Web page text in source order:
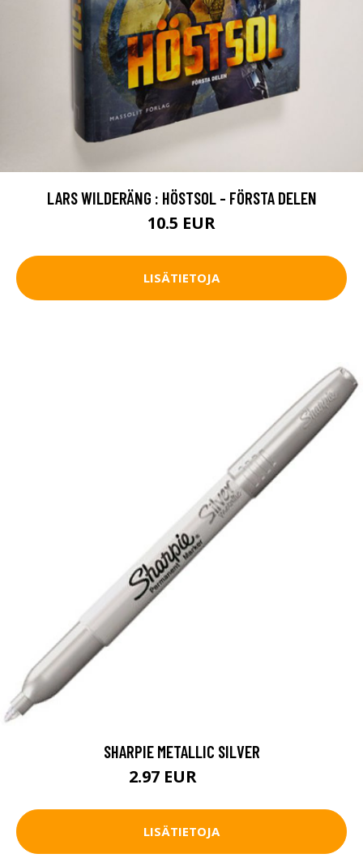
LARS WILDERÄNG : HÖSTSOL - FÖRSTA DELEN
10.5 EUR
LISÄTIETOJA
SHARPIE METALLIC SILVER
2.97 EUR
LISÄTIETOJA